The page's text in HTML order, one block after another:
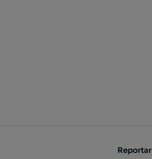
Reportar